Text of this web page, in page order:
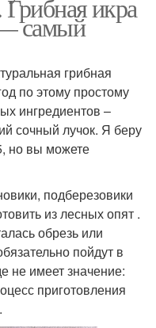
икра
самый
грибная
по этому простому
ингредиентов –
сочный лучок. Я беру
но вы можете
подберезовики
из лесных опят .
обрезь или
пойдут в
не имеет значение:
приготовления